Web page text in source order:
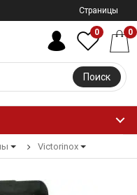
Страницы
Поиск
0 0
Victorinox